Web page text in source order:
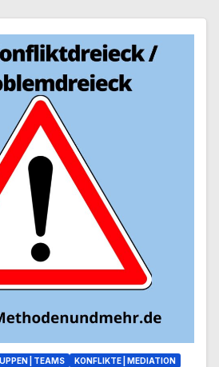
| TEAMS KONFLIKTE | MEDIATION